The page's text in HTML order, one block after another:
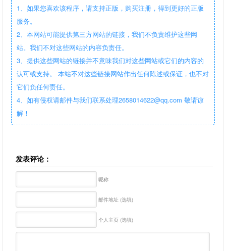
1、如果您喜欢该程序，请支持正版，购买注册，得到更好的正版
服务。
2、本网站可能提供第三方网站的链接，我们不负责维护这些网
站。我们不对这些网站的内容负责任。
3、提供这些网站的链接并不意味我们对这些网站或它们的内容的
认可或支持。 本站不对这些链接网站作出任何陈述或保证，也不对
它们负任何责任。
4、如有侵权请邮件与我们联系处理2658014622@qq.com 敬请谅
解！
发表评论：
昵称
邮件地址 (选填)
个人主页 (选填)